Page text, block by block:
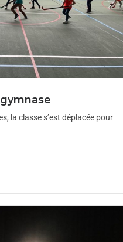
la classe s’est déplacée pour